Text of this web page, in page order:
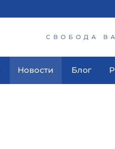
СВОБОДА
Новости Блог